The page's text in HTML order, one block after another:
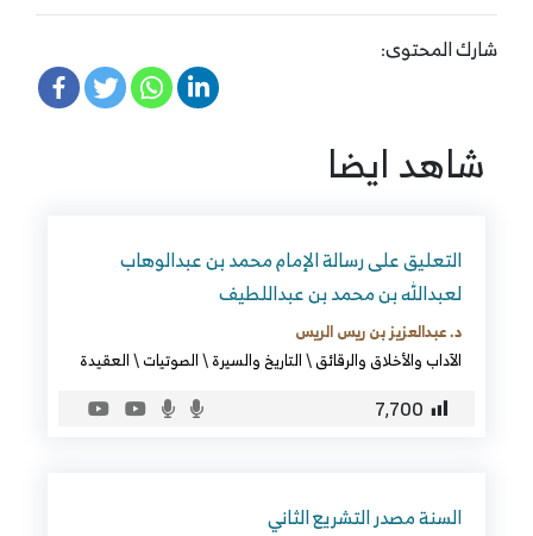
شارك المحتوى:
شاهد ايضا
التعليق على رسالة الإمام محمد بن عبدالوهاب
لعبدالله بن محمد بن عبداللطيف
د. عبدالعزيز بن ريس الريس
الآداب والأخلاق والرقائق\التاريخ والسيرة\الصوتيات\العقيدة
7٬700
السنة مصدر التشريع الثاني